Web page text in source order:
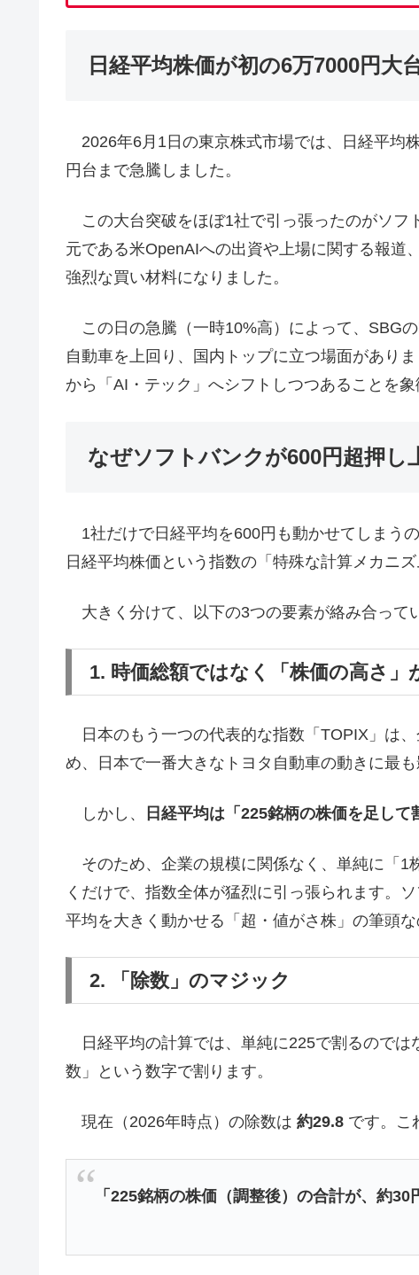
日経平均株価が初の6万7000円大
2026年6月1日の東京株式市場では、日経平均
円台まで急騰しました。
この大台突破をほぼ1社で引っ張ったのがソフ
元である米OpenAIへの出資や上場に関する報道
強烈な買い材料になりました。
この日の急騰（一時10%高）によって、SBG
自動車を上回り、国内トップに立つ場面があり
から「AI・テック」へシフトしつつあることを
なぜソフトバンクが600円超押し
1社だけで日経平均を600円も動かせてしまう
日経平均株価という指数の「特殊な計算メカニズ
大きく分けて、以下の3つの要素が絡み合って
1. 時価総額ではなく「株価の高さ」
日本のもう一つの代表的な指数「TOPIX」は
め、日本で一番大きなトヨタ自動車の動きに最も
しかし、 日経平均は「225銘柄の株価を足して
そのため、企業の規模に関係なく、単純に「1
くだけで、指数全体が猛烈に引っ張られます。
平均を大きく動かせる「超・値がさ株」の筆頭な
2. 「除数」のマジック
日経平均の計算では、単純に225で割るのでは
数」という数字で割ります。
現在（2026年時点）の除数は 約29.8 です。こ
「225銘柄の株価（調整後）の合計が、約30